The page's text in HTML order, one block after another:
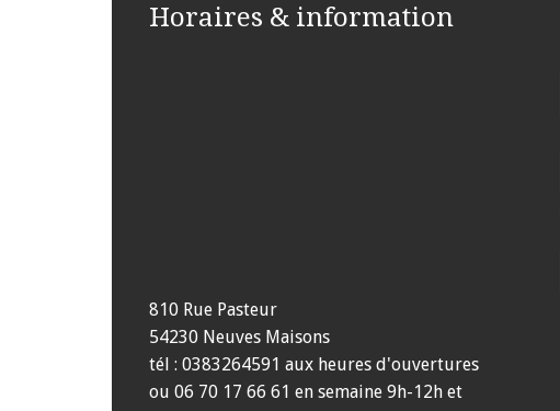
Horaires & information
810 Rue Pasteur
54230 Neuves Maisons
tél : 0383264591 aux heures d'ouvertures
ou 06 70 17 66 61 en semaine 9h-12h et